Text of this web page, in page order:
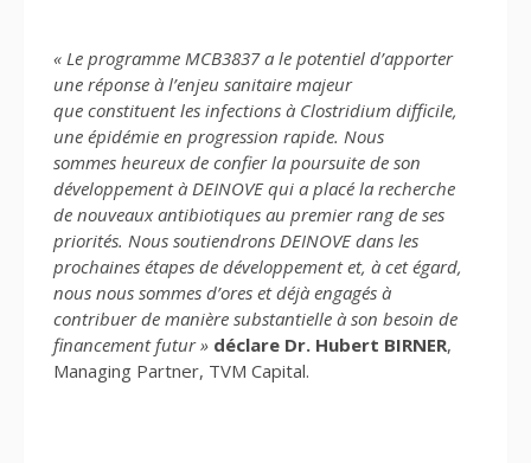
« Le programme MCB3837 a le potentiel d’apporter
une réponse à l’enjeu sanitaire majeur
que constituent les infections à Clostridium difficile,
une épidémie en progression rapide. Nous
sommes heureux de confier la poursuite de son
développement à DEINOVE qui a placé la recherche
de nouveauxantibiotiques au premier rang de ses
priorités. Nous soutiendrons DEINOVE dans les
prochaines étapes de développement et, à cet égard,
nous nous sommes d’ores et déjà engagés à
contribuer de manière substantielle à son besoin de
financement futur » déclare Dr. Hubert BIRNER,
Managing Partner, TVM Capital.